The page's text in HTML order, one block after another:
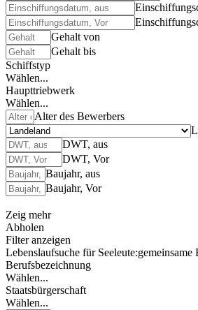
Gehalt von
Gehalt bis
Schiffstyp
Wählen...
Haupttriebwerk
Wählen...
Alter des Bewerbers
DWT, aus
DWT, Vor
Baujahr, aus
Baujahr, Vor
Zeig mehr
Abholen
Filter anzeigen
Lebenslaufsuche für Seeleute:gemeinsame
Berufsbezeichnung
Wählen...
Staatsbürgerschaft
Wählen...